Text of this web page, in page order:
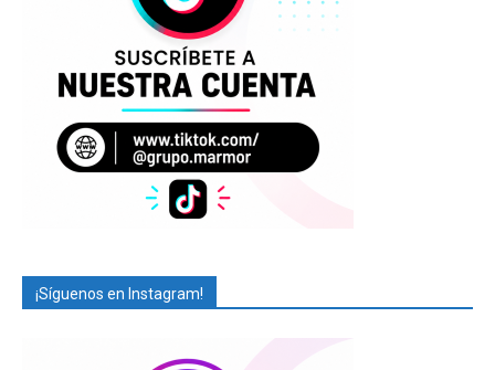
¡Síguenos en Instagram!